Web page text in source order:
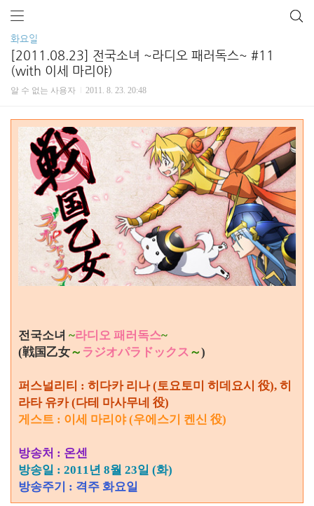
화요일
[2011.08.23] 전국소녀 ~라디오 패러독스~ #11
(with 이세 마리야)
알 수 없는 사용자 2011. 8. 23. 20:48
전국소녀 ~라디오 패러독스~
(戦国乙女～ ラジオパラドックス ～)
퍼스널리티 : 히다카 리나 (토요토미 히데요시 役), 히
라타 유카 (다테 마사무네 役)
게스트 : 이세 마리야 (우에스기 켄신 役)
방송처 : 온센
방송일 : 2011년 8월 23일 (화)
방송주기 : 격주 화요일